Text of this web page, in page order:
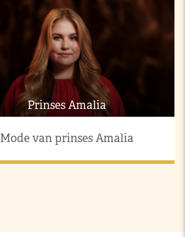
Prinses Amalia
Mode van prinses Amalia